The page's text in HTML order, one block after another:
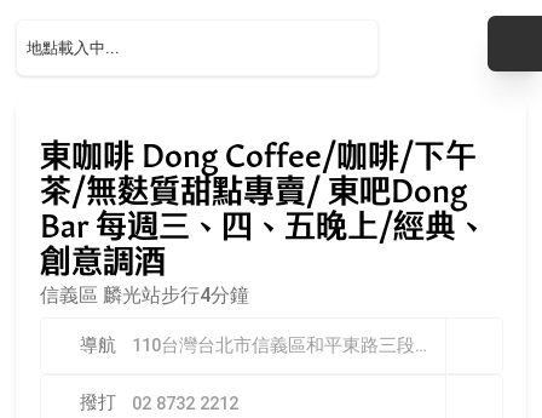
東咖啡 Dong Coffee/咖啡/下午
茶/無麩質甜點專賣/ 東吧Dong
Bar 每週三、四、五晚上/經典、
創意調酒
信義區 麟光站步行4分鐘
導航 110台灣台北市信義區和平東路三段391巷8弄8號
撥打 02 8732 2212